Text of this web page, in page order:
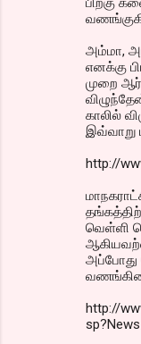
அம்மா,
எனக்கு
முறை
காலில்
இவ்வாறு
http://
வெள்ளி
அப்போது
http://